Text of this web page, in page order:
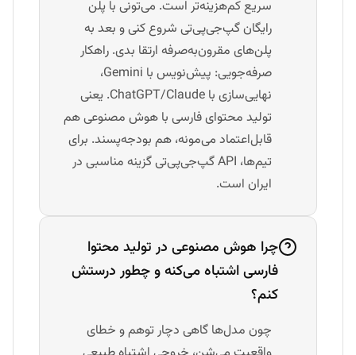
سریع کم‌هزینه‌تر است. می‌تونی با پلن
رایگان گپ‌جی‌پی‌تی شروع کنی و بعد به
پلن‌های مقرون‌به‌صرفه ارتقا بدی. راهکار
صرفه‌جویی: پیش‌نویس با Gemini،
نهایی‌سازی با ChatGPT/Claude. یعنی
تولید محتوای فارسی با هوش مصنوعی هم
قابل‌اعتماد می‌مونه، هم بودجه‌پسند. برای
تیم‌ها، API گپ‌جی‌پی‌تی گزینه مناسبی در
ایران است.
چرا هوش مصنوعی در تولید محتوا
فارسی اشتباه می‌کنه و چطور درستش
کنم؟
چون مدل‌ها گاهی دچار توهم و خطای